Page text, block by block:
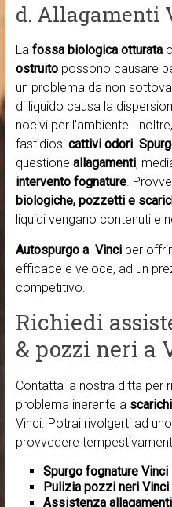
d. Allagamenti
La fossa biologica otturata
ostruitopossono causare
un problema da non
di liquido causa la
nocivi per l’ambiente.
fastidiosi cattivi odori.
questione allagamenti,
intervento fognature.
biologiche, pozzetti e
liquidi vengano contenuti e
Autospurgo a Vinci per
efficace e veloce, ad un
competitivo.
Richiedi
& pozzi neri a
Contatta la nostra ditta per
problema inerente a
Vinci. Potrai rivolgerti ad
provvedere
Spurgo fognature Vinci
Pulizia pozzi neri Vinci
Assistenza